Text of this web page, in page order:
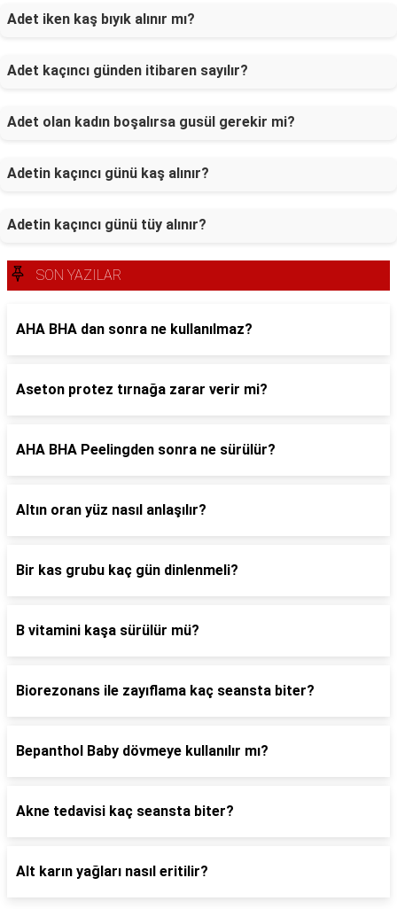
Adet iken kaş bıyık alınır mı?
Adet kaçıncı günden itibaren sayılır?
Adet olan kadın boşalırsa gusül gerekir mi?
Adetin kaçıncı günü kaş alınır?
Adetin kaçıncı günü tüy alınır?
SON YAZILAR
AHA BHA dan sonra ne kullanılmaz?
Aseton protez tırnağa zarar verir mi?
AHA BHA Peelingden sonra ne sürülür?
Altın oran yüz nasıl anlaşılır?
Bir kas grubu kaç gün dinlenmeli?
B vitamini kaşa sürülür mü?
Biorezonans ile zayıflama kaç seansta biter?
Bepanthol Baby dövmeye kullanılır mı?
Akne tedavisi kaç seansta biter?
Alt karın yağları nasıl eritilir?